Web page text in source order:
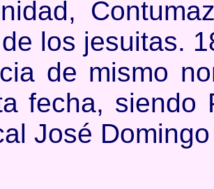
los jesuitas.
de mismo
fecha, siendo
José